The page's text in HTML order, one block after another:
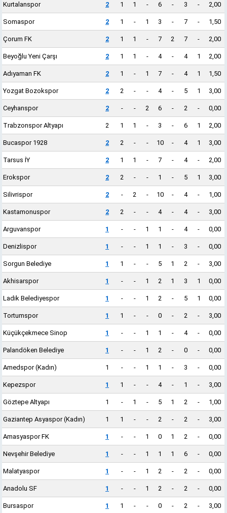
Kurtalanspor 2 1 1 - 6 - 3 - 2,00
Somaspor 2 1 - 1 3 - 7 - 1,50
Çorum FK 2 1 1 - 7 2 7 - 2,00
Beyoğlu Yeni Çarşı 2 1 1 - 4 - 4 1 2,00
Adıyaman FK 2 1 - 1 7 - 4 1 1,50
Yozgat Bozokspor 2 2 - - 4 - 5 1 3,00
Ceyhanspor 2 - - 2 6 - 2 - 0,00
Trabzonspor Altyapı 2 1 1 - 3 - 6 1 2,00
Bucaspor 1928 2 2 - - 10 - 4 1 3,00
Tarsus İY 2 1 1 - 7 - 4 - 2,00
Erokspor 2 2 - - 1 - 5 1 3,00
Silivrispor 2 - 2 - 10 - 4 - 1,00
Kastamonuspor 2 2 - - 4 - 4 - 3,00
Arguvanspor 1 - - 1 1 - 4 - 0,00
Denizlispor 1 - - 1 1 - 3 - 0,00
Sorgun Belediye 1 1 - - 5 1 2 - 3,00
Akhisarspor 1 - - 1 2 1 3 1 0,00
Ladik Belediyespor 1 - - 1 2 - 5 1 0,00
Tortumspor 1 1 - - 0 - 2 - 3,00
Küçükçekmece Sinop 1 - - 1 1 - 4 - 0,00
Palandöken Belediye 1 - - 1 2 - 0 - 0,00
Amedspor (Kadın) 1 - - 1 1 - 3 - 0,00
Kepezspor 1 1 - - 4 - 1 - 3,00
Göztepe Altyapı 1 - 1 - 5 1 2 - 1,00
Gaziantep Asyaspor (Kadın) 1 1 - - 2 - 2 - 3,00
Amasyaspor FK 1 - - 1 0 1 2 - 0,00
Nevşehir Belediye 1 - - 1 1 1 6 - 0,00
Malatyaspor 1 - - 1 2 - 2 - 0,00
Anadolu SF 1 - - 1 2 - 2 - 0,00
Bursaspor 1 1 - - 0 - 2 - 3,00